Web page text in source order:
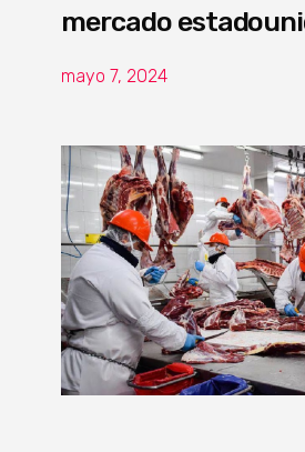
mercado
mayo 7, 2024